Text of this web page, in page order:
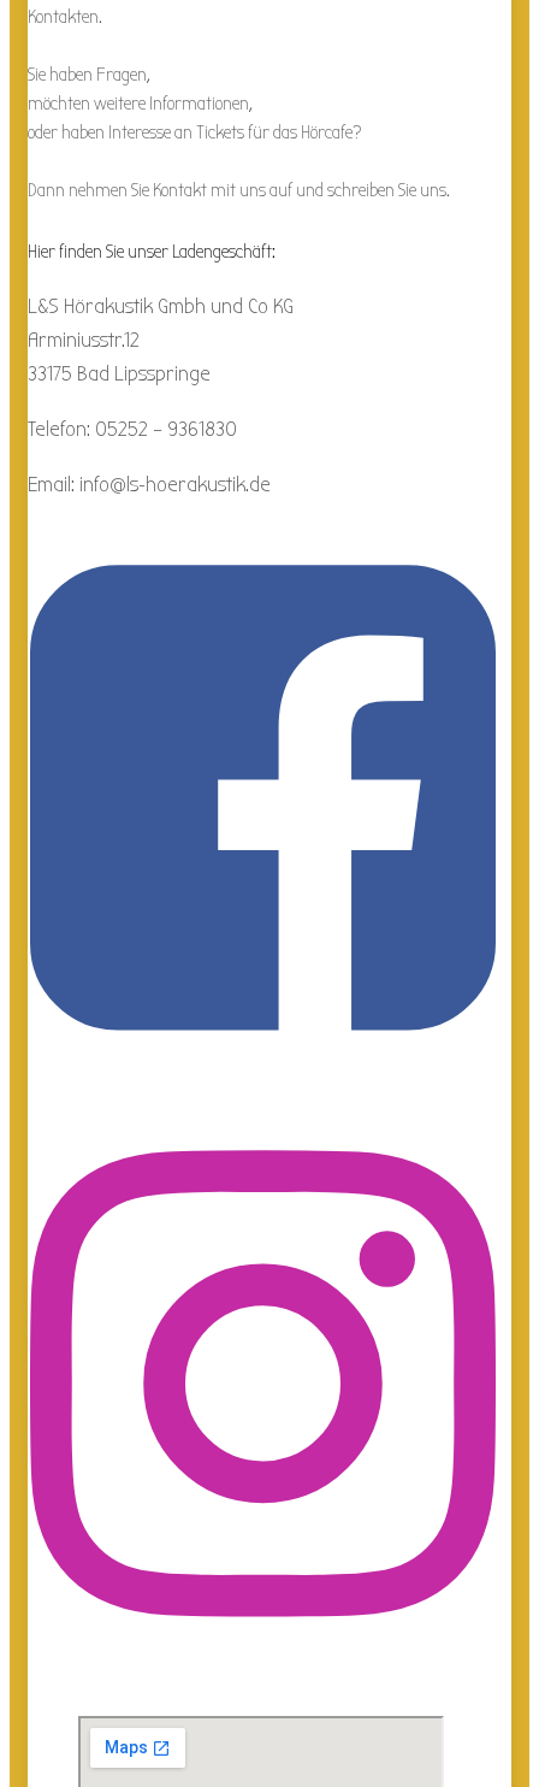
Kontakten.
Sie haben Fragen,
möchten weitere Informationen,
oder haben Interesse an Tickets für das Hörcafe?
Dann nehmen Sie Kontakt mit uns auf und schreiben Sie uns.
Hier finden Sie unser Ladengeschäft:
L&S Hörakustik Gmbh und Co KG
Arminiusstr.12
33175 Bad Lipsspringe
Telefon: 05252 – 9361830
Email: info@ls-hoerakustik.de